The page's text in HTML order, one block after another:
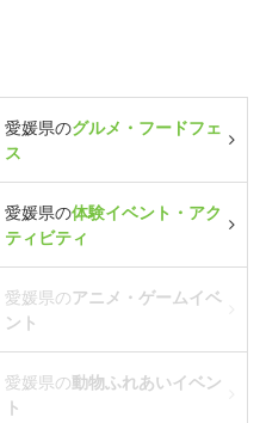
愛媛県のグルメ・フードフェ
ス
愛媛県の体験イベント・アク
ティビティ
愛媛県のアニメ・ゲームイベ
ント
愛媛県の動物ふれあいイベン
ト